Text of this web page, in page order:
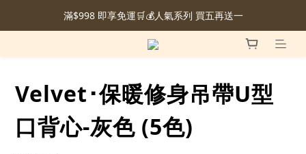
滿$998 即享免運🛒💰人氣系列 買五再送一
Velvet･保暖修身吊帶U型
口背心-灰色 (5色)